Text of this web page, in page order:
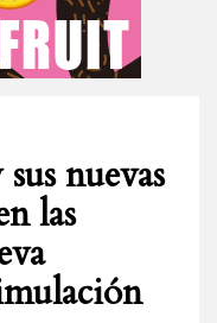
nuevas
las